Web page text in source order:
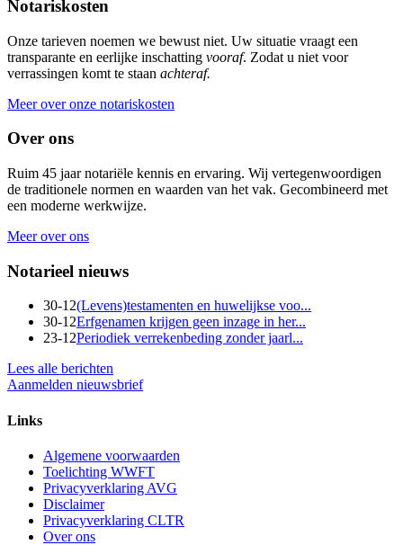
Notariskosten
Onze tarieven noemen we bewust niet. Uw situatie vraagt een
transparante en eerlijke inschatting vooraf. Zodat u niet voor
verrassingen komt te staan achteraf.
Meer over onze notariskosten
Over ons
Ruim 45 jaar notariële kennis en ervaring. Wij vertegenwoordigen
de traditionele normen en waarden van het vak. Gecombineerd met
een moderne werkwijze.
Meer over ons
Notarieel nieuws
30-12(Levens)testamenten en huwelijkse voo...
30-12Erfgenamen krijgen geen inzage in her...
23-12Periodiek verrekenbeding zonder jaarl...
Lees alle berichten
Aanmelden nieuwsbrief
Links
Algemene voorwaarden
Toelichting WWFT
Privacyverklaring AVG
Disclaimer
Privacyverklaring CLTR
Over ons